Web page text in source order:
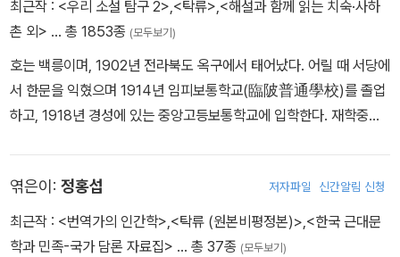
최근작 : <우리 소설 탐구 2>,<탁류>,<해설과 함께 읽는 치숙·사하
촌 외> … 총 1853종 (모두보기)
호는 백릉이며, 1902년 전라북도 옥구에서 태어났다. 어릴 때 서당에
서 한문을 익혔으며 1914년 임피보통학교(臨陂普通學校)를 졸업
하고, 1918년 경성에 있는 중앙고등보통학교에 입학한다. 재학중에
학원 문과에 입학하지만 이듬해 공부를 중단하고 동아일보 기자로 입
사했다가 1년여 만에 그만둔다. 1924년 단편 〈세 길로〉가 ‘조선문
단’에 추천되면서 문단에 등단한다. 그 뒤 〈산적〉을 비롯해 다수의 소
엮은이: 정홍섭 저자파일 신간알림 신청
최근작 : <번역가의 인간학>,<탁류 (원본비평정본)>,<한국 근대문
학과 민족-국가 담론 자료집> … 총 37종 (모두보기)